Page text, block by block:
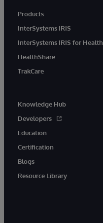
Products
InterSystems IRIS
InterSystems IRIS for Health
HealthShare
TrakCare
Knowledge Hub
Developers
Education
Certification
Blogs
Resource Library